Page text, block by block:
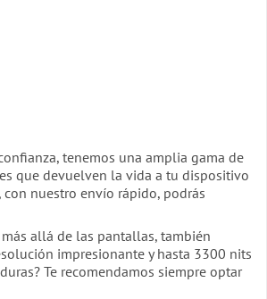
tenemos una amplia gama de
que devuelven la vida a tu dispositivo
con nuestro envío rápido, podrás
allá de las pantallas, también
impresionante y hasta 3300 nits
Te recomendamos siempre optar